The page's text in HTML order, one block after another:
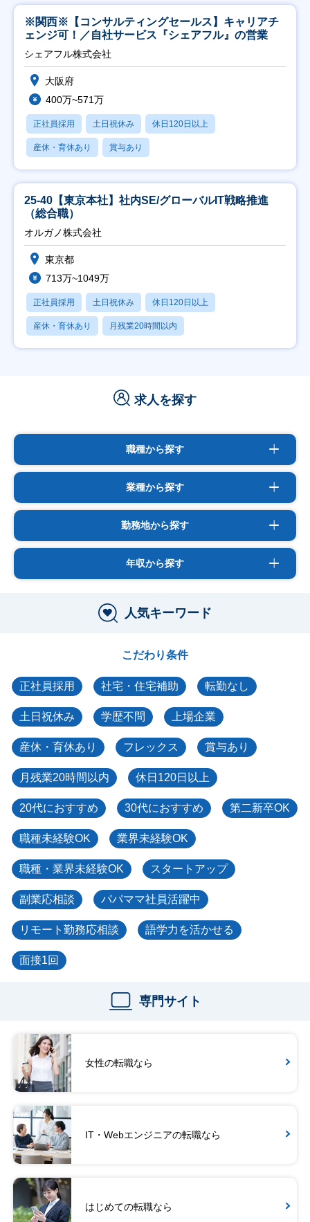
※関西※【コンサルティングセールス】キャリアチ
ェンジ可！／自社サービス『シェアフル』の営業
シェアフル株式会社
大阪府
400万~571万
正社員採用 土日祝休み 休日120日以上
産休・育休あり 賞与あり
25-40【東京本社】社内SE/グローバルIT戦略推進
（総合職）
オルガノ株式会社
東京都
713万~1049万
正社員採用 土日祝休み 休日120日以上
産休・育休あり 月残業20時間以内
求人を探す
職種から探す
業種から探す
勤務地から探す
年収から探す
人気キーワード
こだわり条件
正社員採用 社宅・住宅補助 転勤なし
土日祝休み 学歴不問 上場企業
産休・育休あり フレックス 賞与あり
月残業20時間以内 休日120日以上
20代におすすめ 30代におすすめ 第二新卒OK
職種未経験OK 業界未経験OK
職種・業界未経験OK スタートアップ
副業応相談 パパママ社員活躍中
リモート勤務応相談 語学力を活かせる
面接1回
専門サイト
女性の転職なら
IT・Webエンジニアの転職なら
はじめての転職なら